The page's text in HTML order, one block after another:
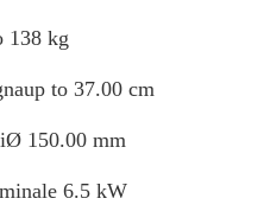
138 kg
to 37.00 cm
150.00 mm
6.5 kW